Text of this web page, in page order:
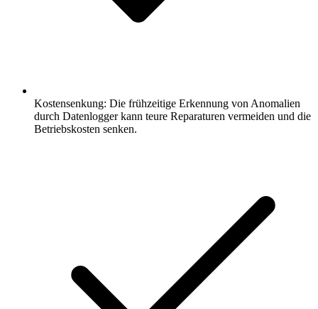
Kostensenkung: Die frühzeitige Erkennung von Anomalien
durch Datenlogger kann teure Reparaturen vermeiden und die
Betriebskosten senken.